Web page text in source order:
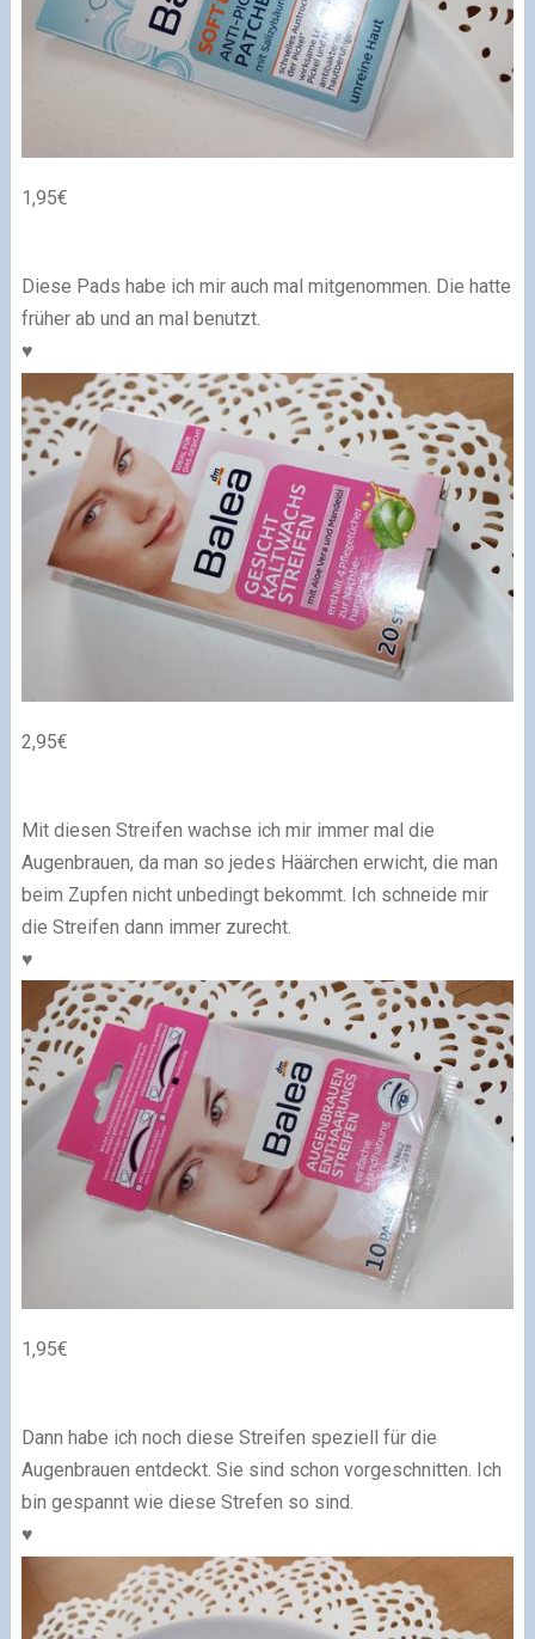
1,95€
Diese Pads habe ich mir auch mal mitgenommen. Die hatte
früher ab und an mal benutzt.
♥
2,95€
Mit diesen Streifen wachse ich mir immer mal die
Augenbrauen, da man so jedes Häärchen erwicht, die man
beim Zupfen nicht unbedingt bekommt. Ich schneide mir
die Streifen dann immer zurecht.
♥
1,95€
Dann habe ich noch diese Streifen speziell für die
Augenbrauen entdeckt. Sie sind schon vorgeschnitten. Ich
bin gespannt wie diese Strefen so sind.
♥